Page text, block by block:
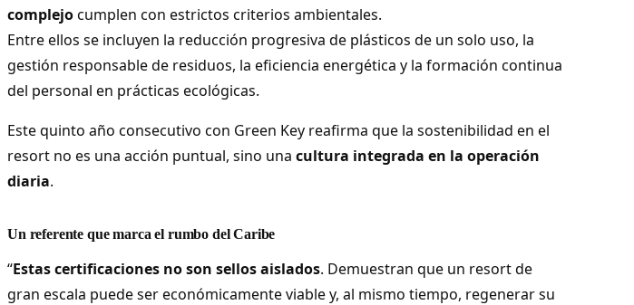
complejocumplen con estrictos criterios ambientales.
Entre ellos se incluyen la reducción progresiva de plásticos de un solo uso, la
gestión responsable de residuos, la eficiencia energética y la formación continua
del personal en prácticas ecológicas.
Este quinto año consecutivo con Green Key reafirma que la sostenibilidad en el
resort no es una acción puntual, sino una cultura integrada en la operación
diaria.
Un referente que marca el rumbo del Caribe
“Estas certificaciones no son sellos aislados. Demuestran que un resort de
gran escala puede ser económicamente viable y, al mismo tiempo, regenerar su